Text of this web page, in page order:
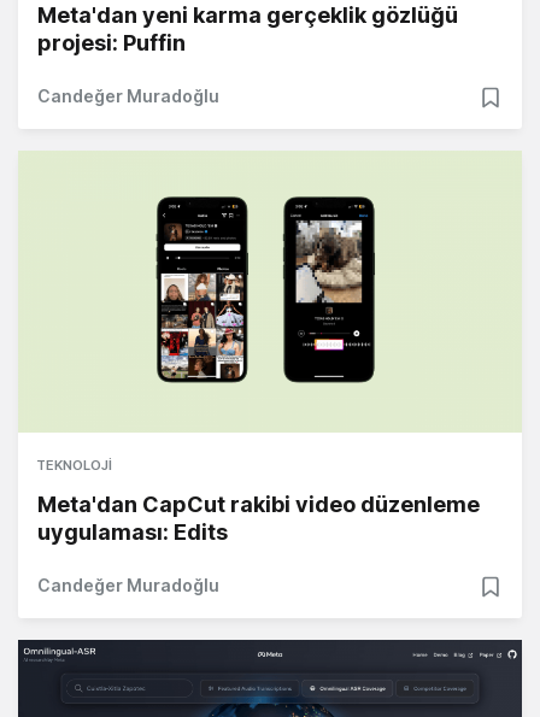
Meta'dan yeni karma gerçeklik gözlüğü
projesi: Puffin
Candeğer Muradoğlu
TEKNOLOJI
Meta'dan CapCut rakibi video düzenleme
uygulaması: Edits
Candeğer Muradoğlu